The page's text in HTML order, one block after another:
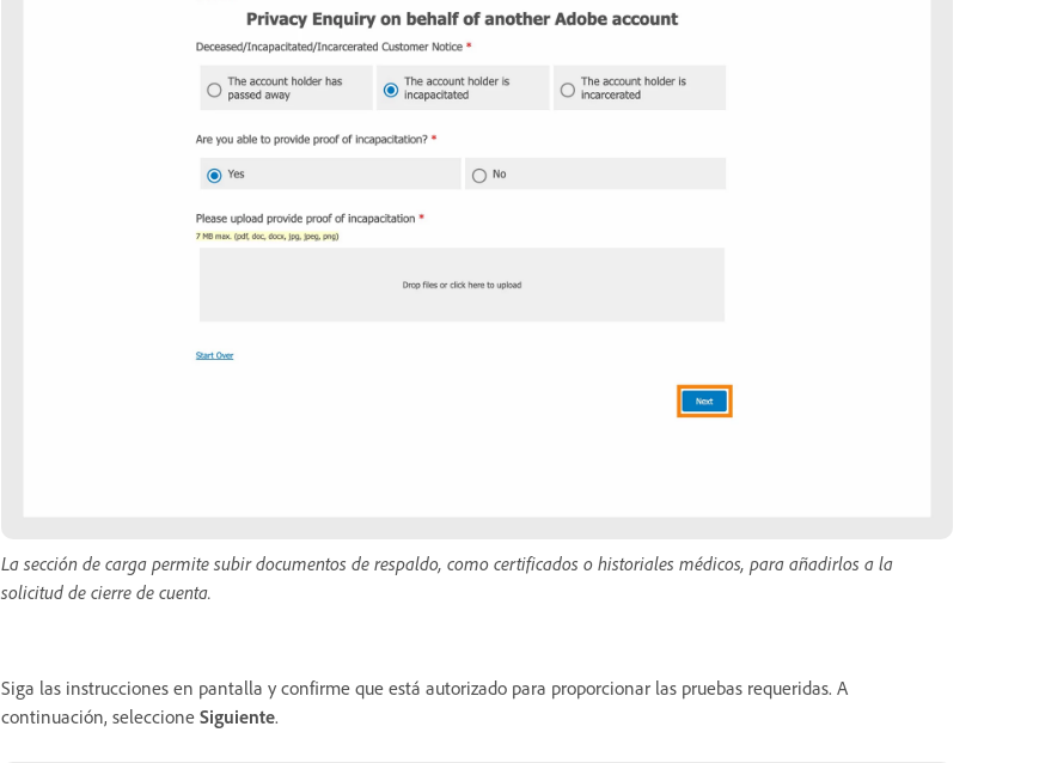
La sección de carga permite subir documentos de respaldo, como certificados o historiales médicos, para añadirlos a la
solicitud de cierre de cuenta.
Siga las instrucciones en pantalla y confirme que está autorizado para proporcionar las pruebas requeridas. A
continuación, seleccione Siguiente.